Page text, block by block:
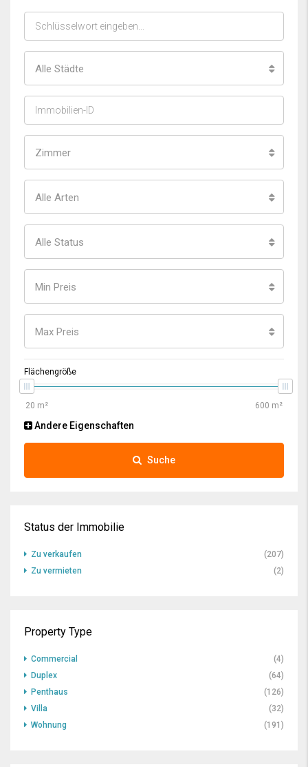
Alle Städte
Zimmer
Alle Arten
Alle Status
Min Preis
Max Preis
Flächengröße
Andere Eigenschaften
Suche
Status der Immobilie
Zu verkaufen
(207)
Zu vermieten
(2)
Property Type
Commercial
(4)
Duplex
(64)
Penthaus
(126)
Villa
(32)
Wohnung
(191)